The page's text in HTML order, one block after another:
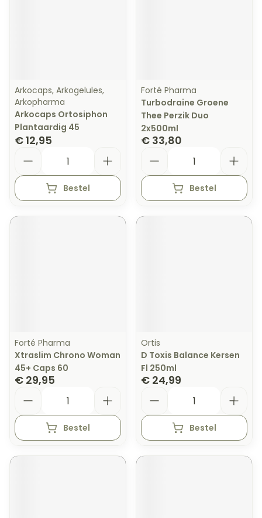
Arkocaps, Arkogelules,
Arkopharma
Arkocaps Ortosiphon
Plantaardig 45
€ 12,95
Bestel
Forté Pharma
Turbodraine Groene
Thee Perzik Duo
2x500ml
€ 33,80
Bestel
Forté Pharma
Xtraslim Chrono Woman
45+ Caps 60
€ 29,95
Bestel
Ortis
D Toxis Balance Kersen
Fl 250ml
€ 24,99
Bestel